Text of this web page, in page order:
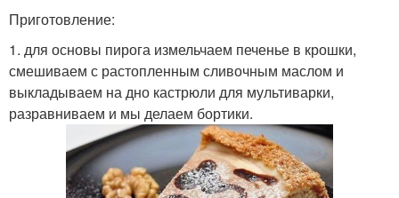
Приготовление:
1. для основы пирога измельчаем печенье в крошки,
смешиваем с растопленным сливочным маслом и
выкладываем на дно кастрюли для мультиварки,
разравниваем и мы делаем бортики.